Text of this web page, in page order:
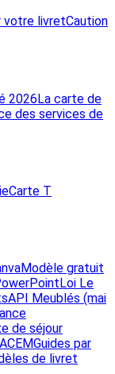
votre livretCaution
2026La carte de
des services de
Carte T
Modèle gratuit
Loi Le
API Meublés (mai
de séjour
Guides par
de livret